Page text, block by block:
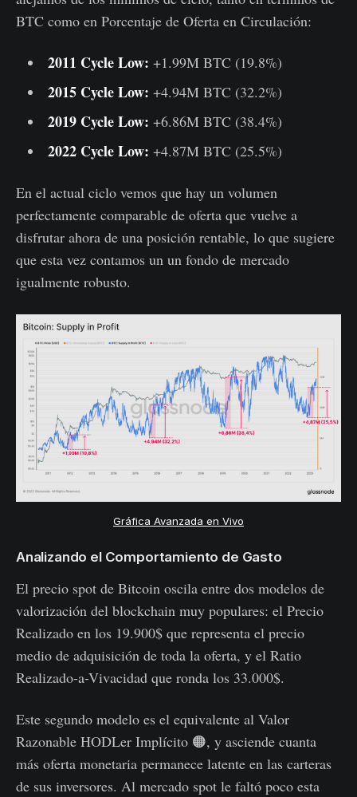
BTC como en Porcentaje de Oferta en Circulación:
2011 Cycle Low: +1.99M BTC (19.8%)
2015 Cycle Low: +4.94M BTC (32.2%)
2019 Cycle Low: +6.86M BTC (38.4%)
2022 Cycle Low: +4.87M BTC (25.5%)
En el actual ciclo vemos que hay un volumen
perfectamente comparable de oferta que vuelve a
disfrutar ahora de una posición rentable, lo que sugiere
que esta vez contamos un un fondo de mercado
igualmente robusto.
Gráfica Avanzada en Vivo
Analizando el Comportamiento de Gasto
El precio spot de Bitcoin oscila entre dos modelos de
valorización del blockchain muy populares: el Precio
Realizado en los 19.900$ que representa el precio
medio de adquisición de toda la oferta, y el Ratio
Realizado-a-Vivacidad que ronda los 33.000$.
Este segundo modelo es el equivalente al Valor
Razonable HODLer Implícito 🟠, y asciende cuanta
más oferta monetaria permanece latente en las carteras
de sus inversores. Al mercado spot le faltó poco esta